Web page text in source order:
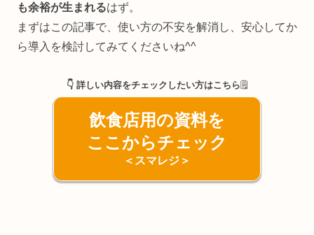
も余裕が生まれるはず。
まずはこの記事で、使い方の不安を解消し、安心してか
ら導入を検討してみてくださいね^^
👇 詳しい内容をチェックしたい方はこちら🗒️
飲食店用の資料を
ここからチェック
＜スマレジ＞